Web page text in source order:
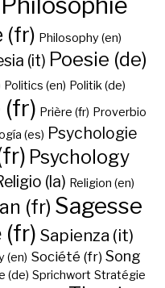
(fr) Philosophy (en)
(it) Poesie (de)
Politics (en) Politik (de)
(fr) Prière (fr) Proverbio
(es) Psychologie
Psychology
(la) Religion (en)
(fr) Sagesse
(fr) Sapienza (it)
(en) Société (fr) Song
(de) Sprichwort Stratégie